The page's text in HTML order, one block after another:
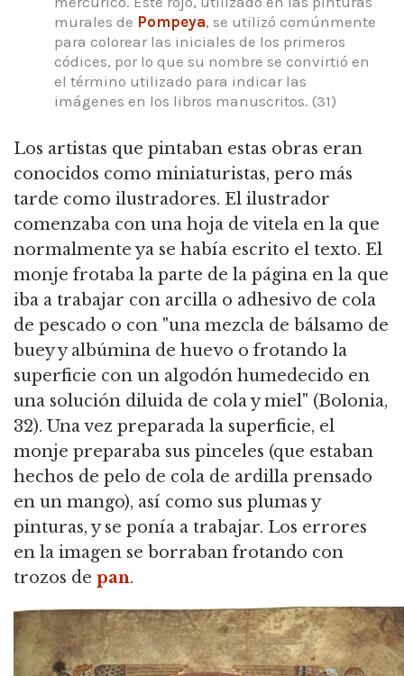
murales de Pompeya, se utilizó comúnmente
para colorear las iniciales de los primeros
códices, por lo que su nombre se convirtió en
el término utilizado para indicar las
imágenes en los libros manuscritos. (31)
Los artistas que pintaban estas obras eran
conocidos como miniaturistas, pero más
tarde como ilustradores. El ilustrador
comenzaba con una hoja de vitela en la que
normalmente ya se había escrito el texto. El
monje frotaba la parte de la página en la que
iba a trabajar con arcilla o adhesivo de cola
de pescado o con "una mezcla de bálsamo de
buey y albúmina de huevo o frotando la
superficie con un algodón humedecido en
una solución diluida de cola y miel" (Bolonia,
32). Una vez preparada la superficie, el
monje preparaba sus pinceles (que estaban
hechos de pelo de cola de ardilla prensado
en un mango), así como sus plumas y
pinturas, y se ponía a trabajar. Los errores
en la imagen se borraban frotando con
trozos de pan.